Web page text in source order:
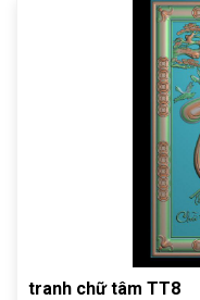
tranh chữ tâm TT8